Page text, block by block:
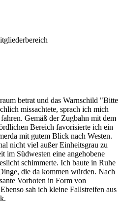
betrat und das Warnschild "Bitte
missachtete, sprach ich mich
Gemäß der Zugbahn mit dem
Bereich favorisierte ich ein
mit gutem Blick nach Westen.
nicht viel außer Einheitsgrau zu
im Südwesten eine angehobene
schimmerte. Ich baute in Ruhe
die da kommen würden. Nach
Vorboten in Form von
sah ich kleine Fallstreifen aus